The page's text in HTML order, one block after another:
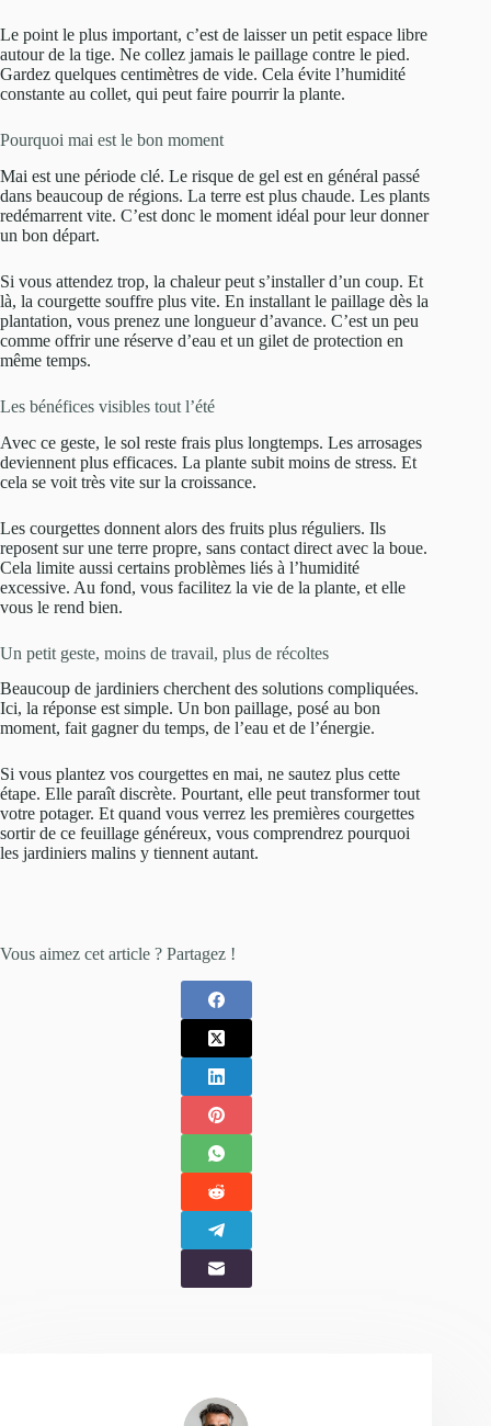
Le point le plus important, c’est de laisser un petit espace libre
autour de la tige. Ne collez jamais le paillage contre le pied.
Gardez quelques centimètres de vide. Cela évite l’humidité
constante au collet, qui peut faire pourrir la plante.
Pourquoi mai est le bon moment
Mai est une période clé. Le risque de gel est en général passé
dans beaucoup de régions. La terre est plus chaude. Les plants
redémarrent vite. C’est donc le moment idéal pour leur donner
un bon départ.
Si vous attendez trop, la chaleur peut s’installer d’un coup. Et
là, la courgette souffre plus vite. En installant le paillage dès la
plantation, vous prenez une longueur d’avance. C’est un peu
comme offrir une réserve d’eau et un gilet de protection en
même temps.
Les bénéfices visibles tout l’été
Avec ce geste, le sol reste frais plus longtemps. Les arrosages
deviennent plus efficaces. La plante subit moins de stress. Et
cela se voit très vite sur la croissance.
Les courgettes donnent alors des fruits plus réguliers. Ils
reposent sur une terre propre, sans contact direct avec la boue.
Cela limite aussi certains problèmes liés à l’humidité
excessive. Au fond, vous facilitez la vie de la plante, et elle
vous le rend bien.
Un petit geste, moins de travail, plus de récoltes
Beaucoup de jardiniers cherchent des solutions compliquées.
Ici, la réponse est simple. Un bon paillage, posé au bon
moment, fait gagner du temps, de l’eau et de l’énergie.
Si vous plantez vos courgettes en mai, ne sautez plus cette
étape. Elle paraît discrète. Pourtant, elle peut transformer tout
votre potager. Et quand vous verrez les premières courgettes
sortir de ce feuillage généreux, vous comprendrez pourquoi
les jardiniers malins y tiennent autant.
Vous aimez cet article ? Partagez !